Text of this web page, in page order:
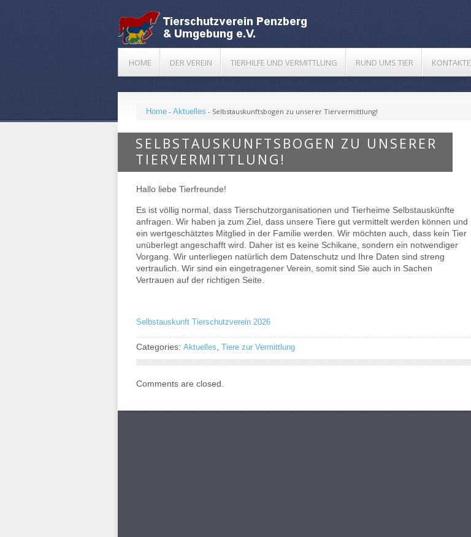
HOME DER VEREIN TIERHILFE UND VERMITTLUNG RUND UMS TIER KONTAKTE
Home - Aktuelles - Selbstauskunftsbogen zu unserer Tiervermittlung!
SELBSTAUSKUNFTSBOGEN ZU UNSERER
TIERVERMITTLUNG!
Hallo liebe Tierfreunde!
Es ist völlig normal, dass Tierschutzorganisationen und Tierheime Selbstauskünfte
anfragen. Wir haben ja zum Ziel, dass unsere Tiere gut vermittelt werden können und
ein wertgeschätztes Mitglied in der Familie werden. Wir möchten auch, dass kein Tier
unüberlegt angeschafft wird. Daher ist es keine Schikane, sondern ein notwendiger
Vorgang. Wir unterliegen natürlich dem Datenschutz und Ihre Daten sind streng
vertraulich. Wir sind ein eingetragener Verein, somit sind Sie auch in Sachen
Vertrauen auf der richtigen Seite.
Selbstauskunft Tierschutzverein 2026
Categories: Aktuelles Tiere zur Vermittlung
Comments are closed.